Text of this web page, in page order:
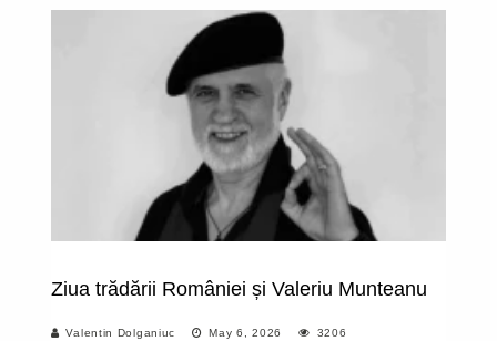
Ziua trădării României și Valeriu Munteanu
Valentin Dolganiuc May 6, 2026 3206